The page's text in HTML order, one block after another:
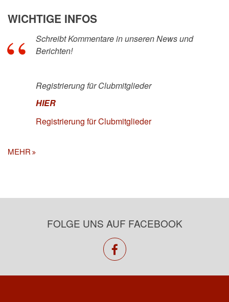
WICHTIGE INFOS
Schreibt Kommentare in unseren News und
Berichten!
Registrierung für Clubmitglieder
HIER
Registrierung für Clubmitglieder
MEHR
FOLGE UNS AUF FACEBOOK
facebook